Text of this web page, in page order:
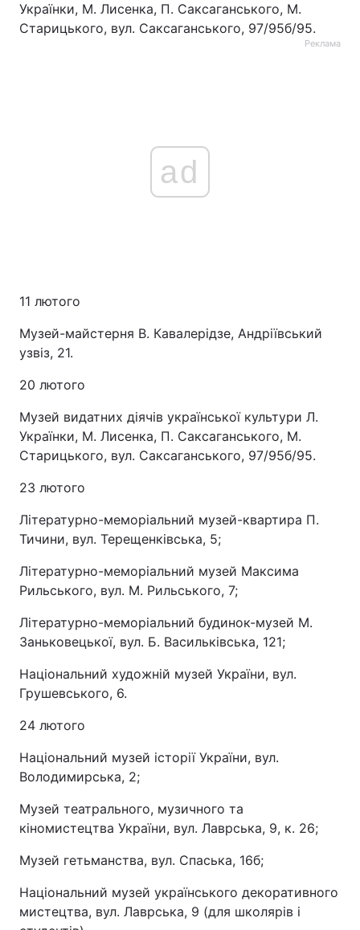
Українки, М. Лисенка, П. Саксаганського, М.
Старицького, вул. Саксаганського, 97/95б/95.
Реклама
ad
11 лютого
Музей-майстерня В. Кавалерідзе, Андріївський
узвіз, 21.
20 лютого
Музей видатних діячів української культури Л.
Українки, М. Лисенка, П. Саксаганського, М.
Старицького, вул. Саксаганського, 97/95б/95.
23 лютого
Літературно-меморіальний музей-квартира П.
Тичини, вул. Терещенківська, 5;
Літературно-меморіальний музей Максима
Рильського, вул. М. Рильського, 7;
Літературно-меморіальний будинок-музей М.
Заньковецької, вул. Б. Васильківська, 121;
Національний художній музей України, вул.
Грушевського, 6.
24 лютого
Національний музей історії України, вул.
Володимирська, 2;
Музей театрального, музичного та
кіномистецтва України, вул. Лаврська, 9, к. 26;
Музей гетьманства, вул. Спаська, 16б;
Національний музей українського декоративного
мистецтва, вул. Лаврська, 9 (для школярів і